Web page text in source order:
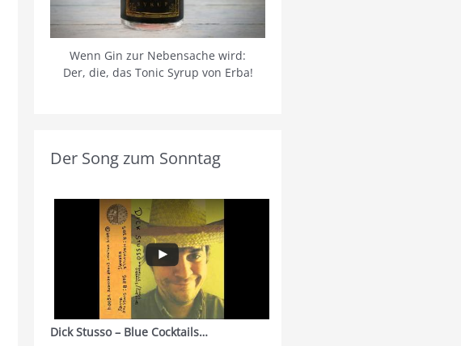
Wenn Gin zur Nebensache wird:
Der, die, das Tonic Syrup von Erba!
Der Song zum Sonntag
Dick Stusso – Blue Cocktails…